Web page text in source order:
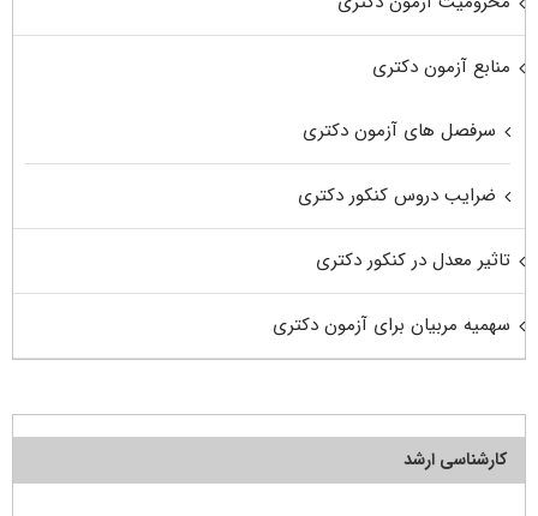
منابع آزمون دکتری
سرفصل های آزمون دکتری
ضرایب دروس کنکور دکتری
تاثیر معدل در کنکور دکتری
سهمیه مربیان برای آزمون دکتری
کارشناسی ارشد